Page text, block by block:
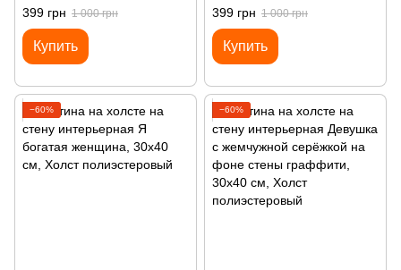
могу купить сама себе
цветы
399 грн 1 000 грн
Купить
можешь сидеть с нами
399 грн 1 000 грн
Купить
−60% −60%